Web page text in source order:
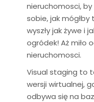
nieruchomosci,
sobie, jak
wyszły jak żywe i
ogródek! Aż miło
nieruchomosci.
Visual staging to
wersji wirtualnej,
odbywa się na